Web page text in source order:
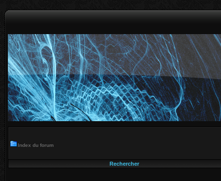
Index du forum
Rechercher